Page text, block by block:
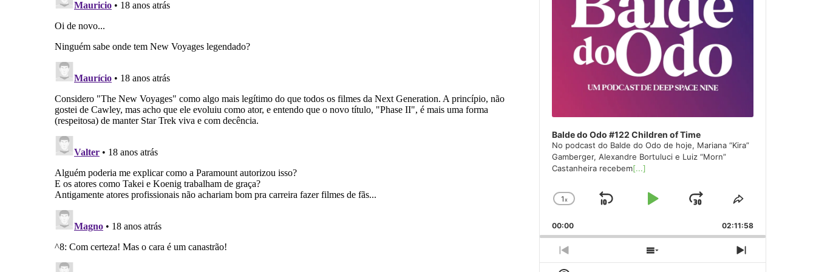
Balde do Odo #122 Children of Time
No podcast do Balde do Odo de hoje, Mariana “Kira”
Gamberger, Alexandre Bortuluci e Luiz “Morn”
Castanheira recebem[...]
Change
Rate
1x
Skip
Play
Jump
Forward
Share
Episode
00:00 02:11:58
Previous
Episode
Show
Next